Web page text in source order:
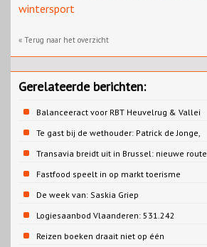
wintersport
« Terug naar het overzicht
Gerelateerde berichten:
Balanceeract voor RBT Heuvelrug & Vallei
Te gast bij de wethouder: Patrick de Jonge,
Gemeente Emmen
Transavia breidt uit in Brussel: nieuwe route
naar Porto
Fastfood speelt in op markt toerisme
De week van: Saskia Griep
Logiesaanbod Vlaanderen: 531.242
slaapplaatsen
Reizen boeken draait niet op één